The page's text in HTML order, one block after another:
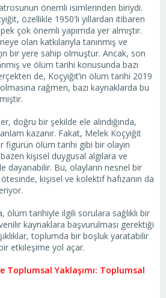
önemli isimlerinden biriydi.
özellikle 1950'li yıllardan itibaren
çok önemli yapımda yer almıştır.
olan katkılarıyla tanınmış ve
bir yere sahip olmuştur. Ancak, son
ve ölüm tarihi konusunda bazı
de, Koçyiğit’in ölüm tarihi 2019
rağmen, bazı kaynaklarda bu
doğru bir şekilde ele alındığında,
kazanır. Fakat, Melek Koçyiğit
figürün ölüm tarihi gibi bir olayın
kişisel duygusal algılara ve
dayanabilir. Bu, olayların nesnel bir
kişisel ve kolektif hafızanın da
ölüm tarihiyle ilgili sorulara sağlıklı bir
kaynaklara başvurulması gerektiği
toplumda bir boşluk yaratabilir
etkileşime yol açar.
Toplumsal Yaklaşımı: Toplumsal